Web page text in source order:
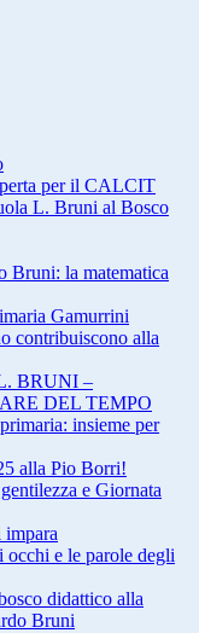
per il CALCIT
L. Bruni al Bosco
Bruni: la matematica
Gamurrini
contribuiscono alla
BRUNI –
DEL TEMPO
insieme per
alla Pio Borri!
e Giornata
e le parole degli
didattico alla
Bruni